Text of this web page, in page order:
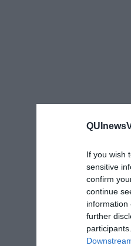
If you wish
sensitive
confirm
continue
information
further